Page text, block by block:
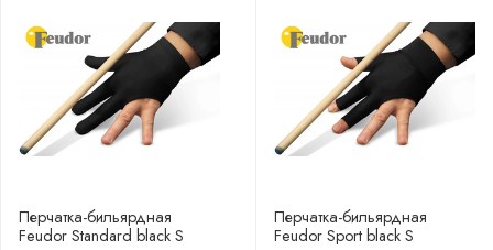
Перчатка-бильярдная
Feudor Standard black S
Перчатка-бильярдная
Feudor Sport black S